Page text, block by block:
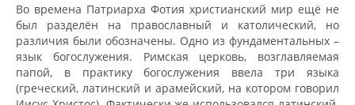
Во времена Патриарха Фотия христианский мир ещё не
был разделён на православный и католический, но
различия были обозначены. Одно из фундаментальных –
язык богослужения. Римская церковь, возглавляемая
папой, в практику богослужения ввела три языка
(греческий, латинский и арамейский, на котором говорил